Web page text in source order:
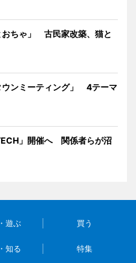
おちゃ」 古民家改築、猫と
ウンミーティング」 4テーマ
」開催へ 関係者らが沼
遊ぶ 買う
知る 特集